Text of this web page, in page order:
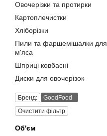
Овочерізки та протирки
Картоплечистки
Хліборізки
Пили та фаршемішалки для
м'яса
Шприці ковбасні
Диски для овочерізок
Бренд:
GoodFood
Очистити фільтр
Об'єм